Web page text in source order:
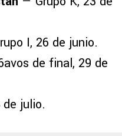
I, 26 de junio.
de final, 29 de
julio.